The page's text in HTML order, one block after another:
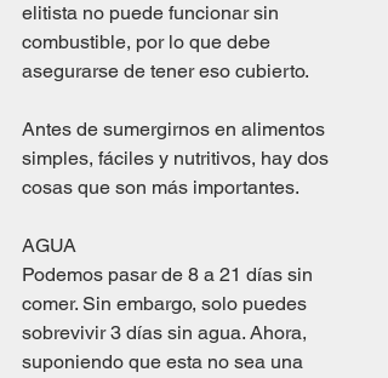
elitista no puede funcionar sin
combustible, por lo que debe
asegurarse de tener eso cubierto.
Antes de sumergirnos en alimentos
simples, fáciles y nutritivos, hay dos
cosas que son más importantes.
AGUA
Podemos pasar de 8 a 21 días sin
comer. Sin embargo, solo puedes
sobrevivir 3 días sin agua. Ahora,
suponiendo que esta no sea una